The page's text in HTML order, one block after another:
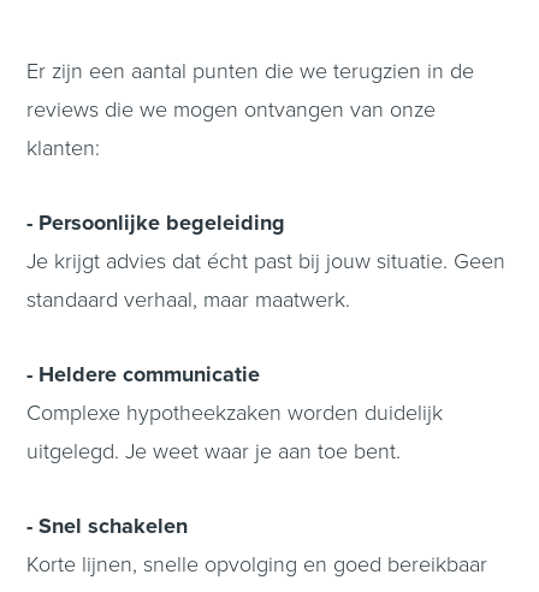
Er zijn een aantal punten die we terugzien in de
reviews die we mogen ontvangen van onze
klanten:
- Persoonlijke begeleiding
Je krijgt advies dat écht past bij jouw situatie. Geen
standaard verhaal, maar maatwerk.
- Heldere communicatie
Complexe hypotheekzaken worden duidelijk
uitgelegd. Je weet waar je aan toe bent.
- Snel schakelen
Korte lijnen, snelle opvolging en goed bereikbaar